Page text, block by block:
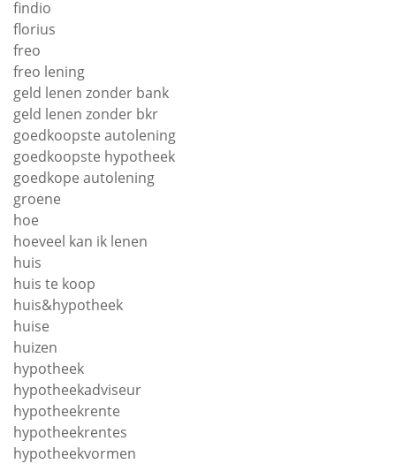
findio
florius
freo
freo lening
geld lenen zonder bank
geld lenen zonder bkr
goedkoopste autolening
goedkoopste hypotheek
goedkope autolening
groene
hoe
hoeveel kan ik lenen
huis
huis te koop
huis&hypotheek
huise
huizen
hypotheek
hypotheekadviseur
hypotheekrente
hypotheekrentes
hypotheekvormen